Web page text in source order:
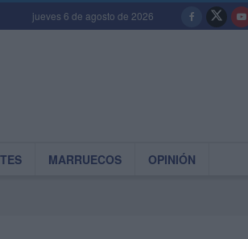
jueves 6 de agosto de 2026
MARRUECOS OPINIÓN